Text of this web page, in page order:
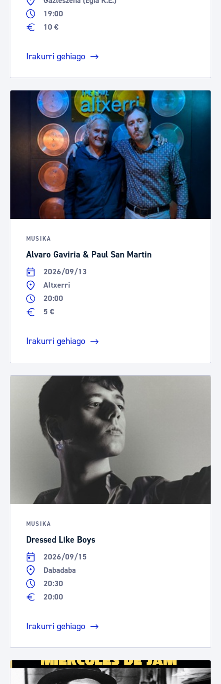
19:00
10 €
Irakurri gehiago
MUSIKA
Alvaro Gaviria & Paul San Martin
2026/09/13
Altxerri
20:00
5 €
Irakurri gehiago
MUSIKA
Dressed Like Boys
2026/09/15
Dabadaba
20:30
20:00
Irakurri gehiago